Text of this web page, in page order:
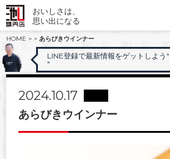
おいしさは、
思い出になる
HOME > > あらびきウインナー
LINE登録で最新情報をゲットしよう"
"
2024.10.17
あらびきウインナー